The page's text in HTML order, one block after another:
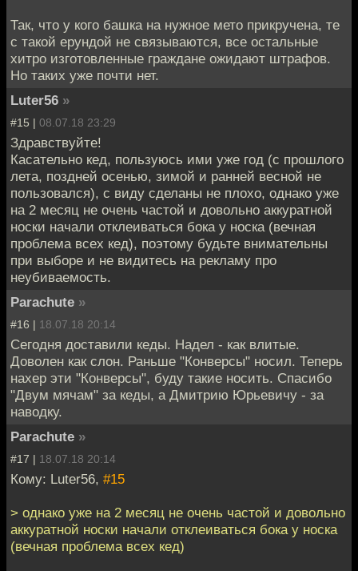
Так, что у кого башка на нужное мето прикручена, те
с такой ерундой не связываются, все остальные
хитро изготовленные граждане ожидают штрафов.
Но таких уже почти нет.
Luter56 »
#15 | 08.07.18 23:29
Здравствуйте!
Касательно кед, пользуюсь ими уже год (с прошлого
лета, поздней осенью, зимой и ранней весной не
пользовался), с виду сделаны не плохо, однако уже
на 2 месяц не очень частой и довольно аккуратной
носки начали отклеиваться бока у носка (вечная
проблема всех кед), поэтому будьте внимательны
при выборе и не видитесь на рекламу про
неубиваемость.
Parachute »
#16 | 18.07.18 20:14
Сегодня доставили кеды. Надел - как влитые.
Доволен как слон. Раньше "Конверсы" носил. Теперь
нахер эти "Конверсы", буду такие носить. Спасибо
"Двум мячам" за кеды, а Дмитрию Юрьевичу - за
наводку.
Parachute »
#17 | 18.07.18 20:14
Кому: Luter56, #15
> однако уже на 2 месяц не очень частой и довольно
аккуратной носки начали отклеиваться бока у носка
(вечная проблема всех кед)